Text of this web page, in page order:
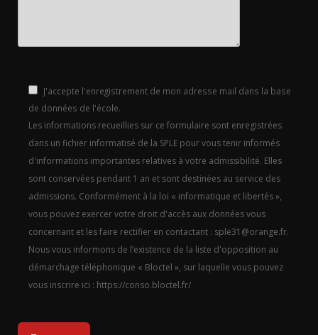
J'accepte l'enregistrement de mon adresse mail dans la base
de données de l'école.
Les informations recueillies sur ce formulaire sont enregistrées
dans un fichier informatisé de la SPLE pour vous tenir informés
d'informations importantes relatives à votre admissibilité. Elles
sont conservées pendant 1 an et sont destinées au service des
admissions. Conformément à la loi « informatique et libertés »,
vous pouvez exercer votre droit d'accès aux données vous
concernant et les faire rectifier en contactant : sple31@orange.fr.
Nous vous informons de l’existence de la liste d'opposition au
démarchage téléphonique « Bloctel », sur laquelle vous pouvez
vous inscrire ici : https://conso.bloctel.fr/